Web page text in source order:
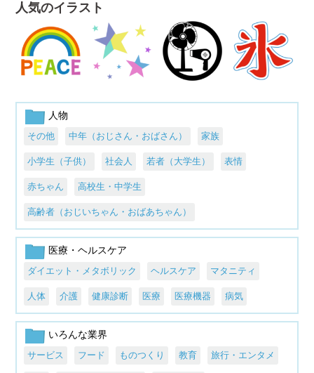
人気のイラスト
人物
その他 中年（おじさん・おばさん） 家族
小学生（子供） 社会人 若者（大学生） 表情
赤ちゃん 高校生・中学生
高齢者（おじいちゃん・おばあちゃん）
医療・ヘルスケア
ダイエット・メタボリック ヘルスケア マタニティ
人体 介護 健康診断 医療 医療機器 病気
いろんな業界
サービス フード ものつくり 教育 旅行・エンタメ